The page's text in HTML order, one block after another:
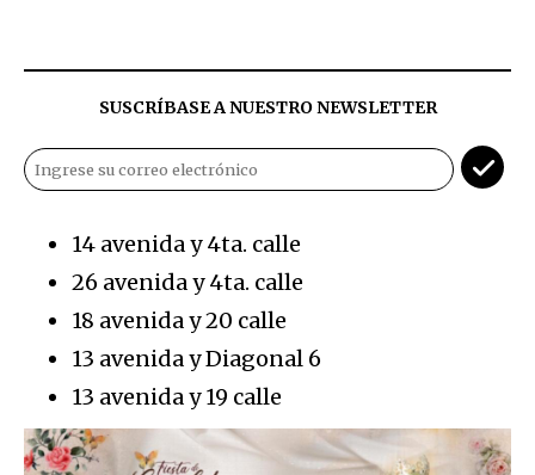
SUSCRÍBASE A NUESTRO NEWSLETTER
14 avenida y 4ta. calle
26 avenida y 4ta. calle
18 avenida y 20 calle
13 avenida y Diagonal 6
13 avenida y 19 calle